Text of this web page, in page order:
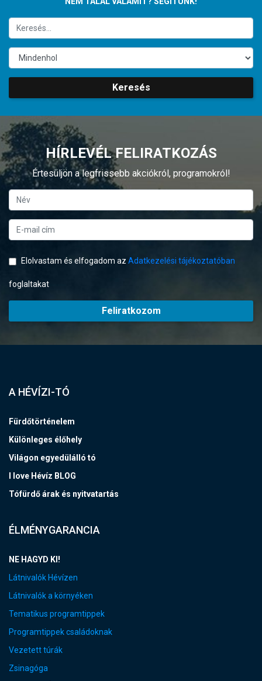
Keresés
HÍRLEVÉL FELIRATKOZÁS
Értesüljön a legfrissebb akciókról, programokról!
Elolvastam és elfogadom az Adatkezelési tájékoztatóban
foglaltakat
Feliratkozom
A HÉVÍZI-TÓ
Fürdőtörténelem
Különleges élőhely
Világon egyedülálló tó
I love Hévíz BLOG
Tófürdő árak és nyitvatartás
ÉLMÉNYGARANCIA
NE HAGYD KI!
Látnivalók Hévízen
Látnivalók a környéken
Tematikus programtippek
Programtippek családoknak
Vezetett túrák
Zsinagóga